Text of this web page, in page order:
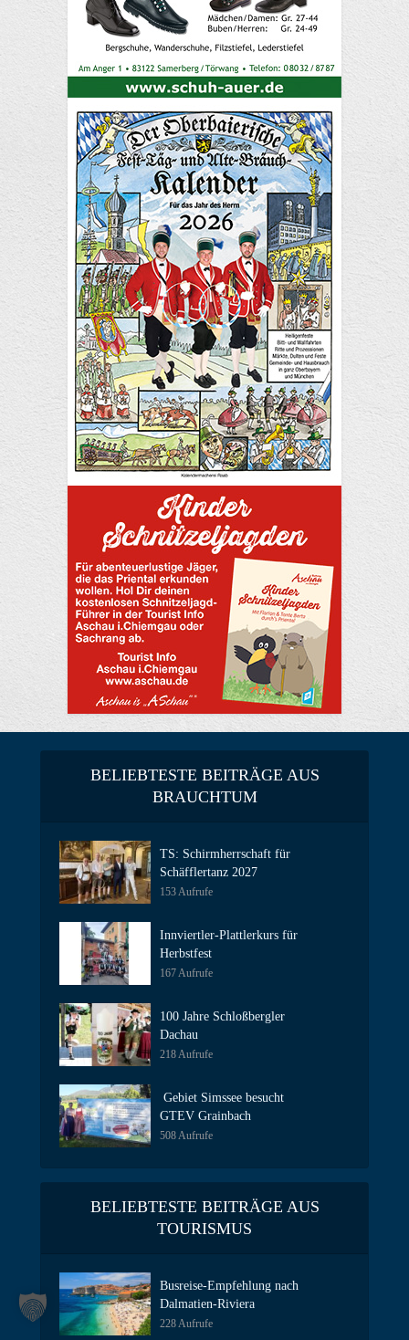
BELIEBTESTE BEITRÄGE AUS
BRAUCHTUM
TS: Schirmherrschaft für
Schäfflertanz 2027
153 Aufrufe
Innviertler-Plattlerkurs für
Herbstfest
167 Aufrufe
100 Jahre Schloßbergler
Dachau
218 Aufrufe
Gebiet Simssee besucht
GTEV Grainbach
508 Aufrufe
BELIEBTESTE BEITRÄGE AUS
TOURISMUS
Busreise-Empfehlung nach
Dalmatien-Riviera
228 Aufrufe